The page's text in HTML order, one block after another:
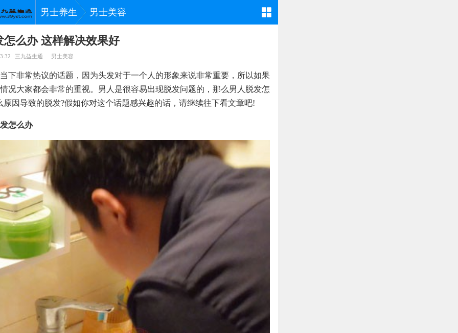
男士养生 男士美容
怎么办 这样解决效果好
三九益生通 男士美容
下非常热议的话题，因为头发对于一个人的形象来说非常重要，所以如果
况大家都会非常的重视。男人是很容易出现脱发问题的，那么男人脱发怎
原因导致的脱发?假如你对这个话题感兴趣的话，请继续往下看文章吧!
怎么办